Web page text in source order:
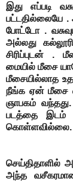
இது எப்படி
பட்டதில்லையே .
போட்டோ .
அல்லது
சிரிப்புடன் .
மையில் மீசை
மீசையில்லாத
நீங்க ஏன் மீசை
ஞாபகம்
படத்தை இடம்
கொள்ளவில்லை.
செய்திதாளில்
அந்த